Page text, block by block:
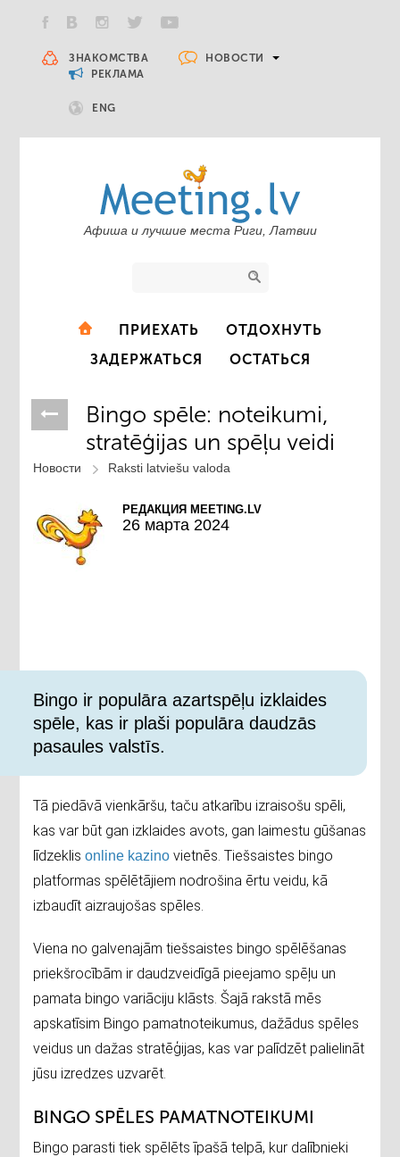
ЗНАКОМСТВА
НОВОСТИ
РЕКЛАМА
ENG
Афиша и лучшие места Риги, Латвии
ПРИЕХАТЬ
ОТДОХНУТЬ
ЗАДЕРЖАТЬСЯ
ОСТАТЬСЯ
Bingo spēle: noteikumi,
stratēģijas un spēļu veidi
Новости Raksti latviešu valoda
РЕДАКЦИЯ MEETING.LV
26 марта 2024
Bingo ir populāra azartspēļu izklaides
spēle, kas ir plaši populāra daudzās
pasaules valstīs.
Tā piedāvā vienkāršu, taču atkarību izraisošu spēli,
kas var būt gan izklaides avots, gan laimestu gūšanas
līdzeklisonline kazino vietnēs. Tiešsaistes bingo
platformas spēlētājiem nodrošina ērtu veidu, kā
izbaudīt aizraujošas spēles.
Viena no galvenajām tiešsaistes bingo spēlēšanas
priekšrocībām ir daudzveidīgā pieejamo spēļu un
pamata bingo variāciju klāsts. Šajā rakstā mēs
apskatīsim Bingo pamatnoteikumus, dažādus spēles
veidus un dažas stratēģijas, kas var palīdzēt palielināt
jūsu izredzes uzvarēt.
BINGO SPĒLES PAMATNOTEIKUMI
Bingo parasti tiek spēlēts īpašā telpā, kur dalībnieki